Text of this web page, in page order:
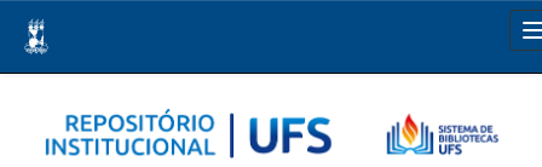
navigation